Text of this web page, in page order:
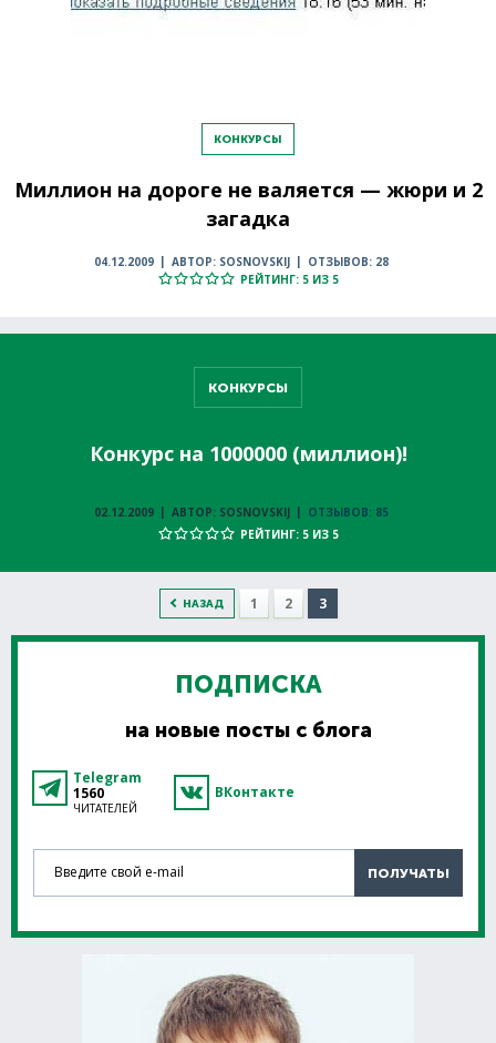
КОНКУРСЫ
Миллион на дороге не валяется — жюри и 2
загадка
04.12.2009 АВТОР: SOSNOVSKIJ
ОТЗЫВОВ: 28
РЕЙТИНГ: 5 ИЗ 5
КОНКУРСЫ
Конкурс на 1000000 (миллион)!
02.12.2009 АВТОР: SOSNOVSKIJ
ОТЗЫВОВ: 85
РЕЙТИНГ: 5 ИЗ 5
НАЗАД 1 2 3
ПОДПИСКА
на новые посты с блога
Telegram
1560
ЧИТАТЕЛЕЙ
ВКонтакте
Введите свой e-mail
ПОЛУЧАТЬ!